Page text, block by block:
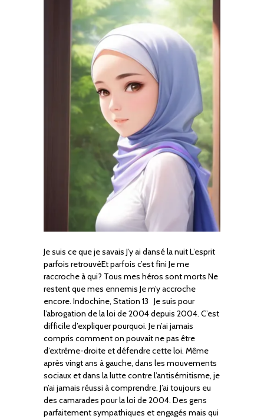
Je suis ce que je savais J’y ai dansé la nuit L’esprit
parfois retrouvéEt parfois c’est fini Je me
raccroche à qui? Tous mes héros sont morts Ne
restent que mes ennemis Je m’y accroche
encore. Indochine, Station 13 Je suis pour
l’abrogation de la loi de 2004 depuis 2004. C’est
difficile d’expliquer pourquoi. Je n’ai jamais
compris comment on pouvait ne pas être
d’extrême-droite et défendre cette loi. Même
après vingt ans à gauche, dans les mouvements
sociaux et dans la lutte contre l’antisémitisme, je
n’ai jamais réussi à comprendre. J’ai toujours eu
des camarades pour la loi de 2004. Des gens
parfaitement sympathiques et engagés mais qui